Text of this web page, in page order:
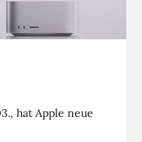
hat Apple neue